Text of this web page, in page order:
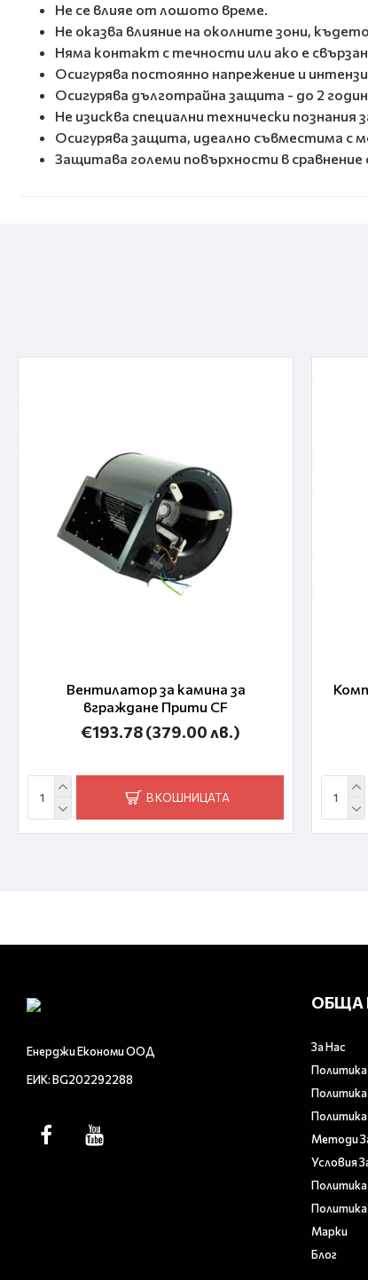
Не се влияе от лошото време.
Не оказва влияние на околните зони,
Няма контакт с течности или ако е
Осигурява постоянно напрежение и
Осигурява дълготрайна защита - до 2
Не изисква специални технически познания
Осигурява защита, идеално съвместима с
Защитава големи повърхности в сравнение
Вентилатор за камина за
вграждане Прити CF
€193.78(379.00 лв.)
В КОШНИЦАТА
Енерджи Економи ООД
ЕИК: BG202292288
ОБЩА
За Нас
Политика
Методи
Условия
Политика
Марки
Блог